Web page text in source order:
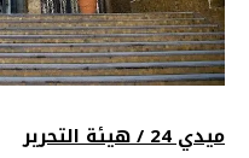
ميدي 24 / هيئة التحرير